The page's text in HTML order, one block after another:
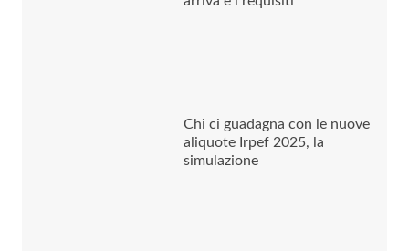
Chi ci guadagna con le nuove
aliquote Irpef 2025, la
simulazione